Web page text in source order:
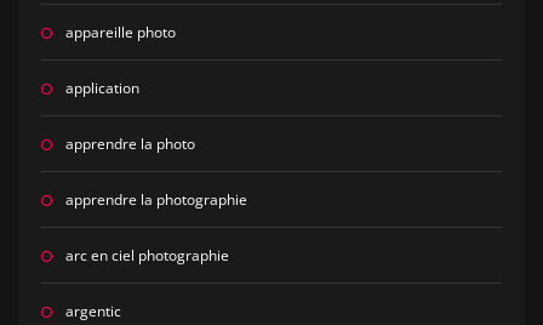
appareille photo
application
apprendre la photo
apprendre la photographie
arc en ciel photographie
argentic